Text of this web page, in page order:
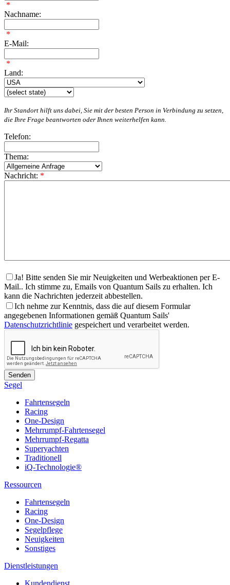
*
Nachname:
*
E-Mail:
*
Land:
Ihr Standort hilft uns dabei, Sie mit der besten Person in Verbindung zu setzen,
die Ihre Frage beantworten oder Ihnen weiterhelfen kann.
Telefon:
Thema:
Nachricht: *
Ja! Bitte senden Sie mir Neuigkeiten und Werbeaktionen per E-
Mail.. Ich stimme zu, Emails von Quantum Sails zu erhalten. Ich
kann die Nachrichten jederzeit abbestellen.
Ich nehme zur Kenntnis, dass die auf diesem Formular
angegebenen Informationen gemäß Quantum Sails'
Datenschutzrichtlinie gespeichert und verarbeitet werden.
Segel
Fahrtensegeln
Racing
One-Design
Mehrrumpf-Fahrtensegel
Mehrrumpf-Regatta
Superyachten
Traditionell
iQ-Technologie®
Ressourcen
Fahrtensegeln
Racing
One-Design
Segelpflege
Neuigkeiten
Sonstiges
Dienstleistungen